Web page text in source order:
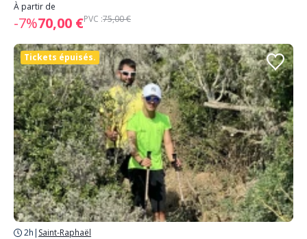
À partir de
-7%70,00 €PVC :75,00 €
Tickets épuisés.
2h | Saint-Raphaël